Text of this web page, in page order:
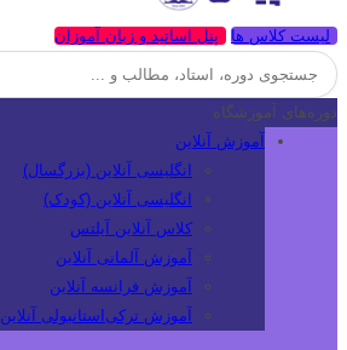
لیست کلاس ها پنل اساتید و زبان آموزان
دوره‌های آموزشگاه
آموزش آنلاین
انگلیسی آنلاین (بزرگسال)
انگلیسی آنلاین (کودک)
کلاس آنلاین آیلتس
آموزش آلمانی آنلاین
آموزش فرانسه آنلاین
آموزش ترکی‌استانبولی آنلاین